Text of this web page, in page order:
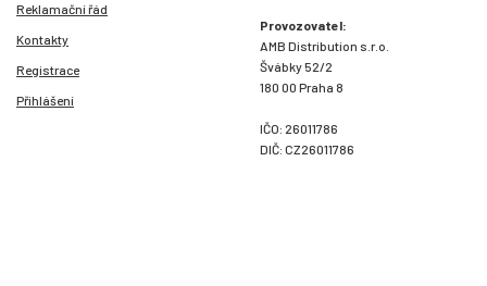
Reklamační řád
Kontakty
Registrace
Přihlášení
Provozovatel:
AMB Distribution s.r.o.
Švábky 52/2
180 00 Praha 8
IČO: 26011786
DIČ: CZ26011786